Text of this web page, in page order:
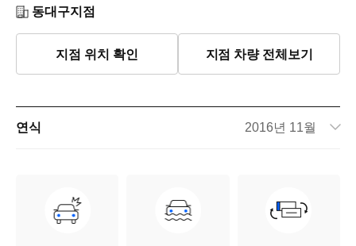
동대구지점
지점 위치 확인 지점 차량 전체보기
연식 2016년 11월
차량번호 49모0252